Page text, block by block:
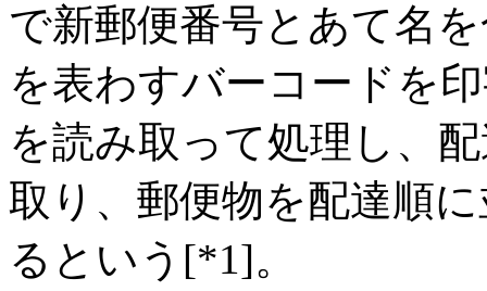
で新郵便番号とあて名
を表わすバーコードを
を読み取って処理し、
取り、郵便物を配達順
るという[*1]。